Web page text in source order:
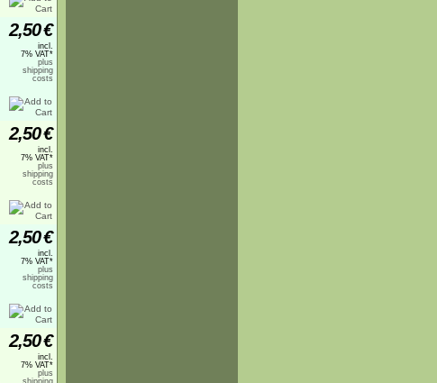
2,50€
incl.
7% VAT*
plus
shipping
costs
2,50€
incl.
7% VAT*
plus
shipping
costs
2,50€
incl.
7% VAT*
plus
shipping
costs
2,50€
incl.
7% VAT*
plus
shipping